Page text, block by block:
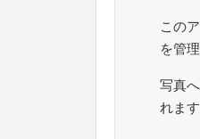
この
を管
写真
れます